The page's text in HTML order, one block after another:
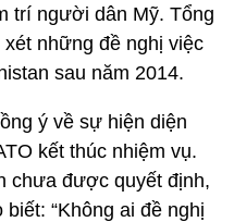
trí người dân Mỹ. Tổng
những đề nghị việc
sau năm 2014.
ý về sự hiện diện
kết thúc nhiệm vụ.
chưa được quyết định,
“Không ai đề nghị